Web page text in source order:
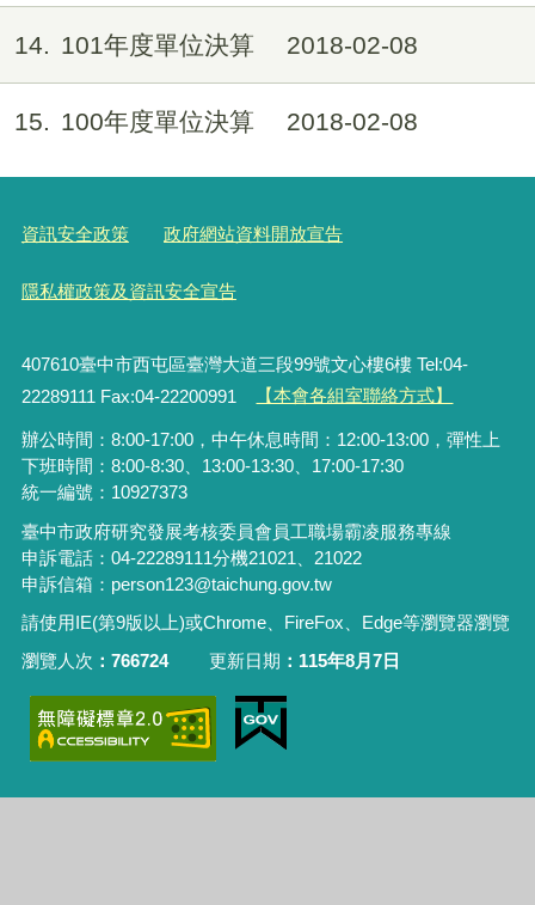
14 101年度單位決算 2018-02-08
15 100年度單位決算 2018-02-08
資訊安全政策 政府網站資料開放宣告
隱私權政策及資訊安全宣告
407610臺中市西屯區臺灣大道三段99號文心樓6樓 Tel:04-
22289111 Fax:04-22200991
【本會各組室聯絡方式】
辦公時間：8:00-17:00，中午休息時間：12:00-13:00，彈性上
下班時間：8:00-8:30、13:00-13:30、17:00-17:30
統一編號：10927373
臺中市政府研究發展考核委員會員工職場霸凌服務專線
申訴電話：04-22289111分機21021、21022
申訴信箱：person123@taichung.gov.tw
請使用IE(第9版以上)或Chrome、FireFox、Edge等瀏覽器瀏覽
瀏覽人次
766724 更新日期 115年8月7日